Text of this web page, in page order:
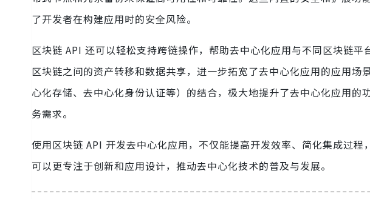
了开发者在构建应用时的安全风险。
区块链 API 还可以轻松支持跨链操作，帮助去中心化应用与不同区块链
区块链之间的资产转移和数据共享，进一步拓宽了去中心化应用的应用
心化存储、去中心化身份认证等）的结合，极大地提升了去中心化应用
务需求。
使用区块链 API 开发去中心化应用，不仅能提高开发效率、简化集成过
可以更专注于创新和应用设计，推动去中心化技术的普及与发展。